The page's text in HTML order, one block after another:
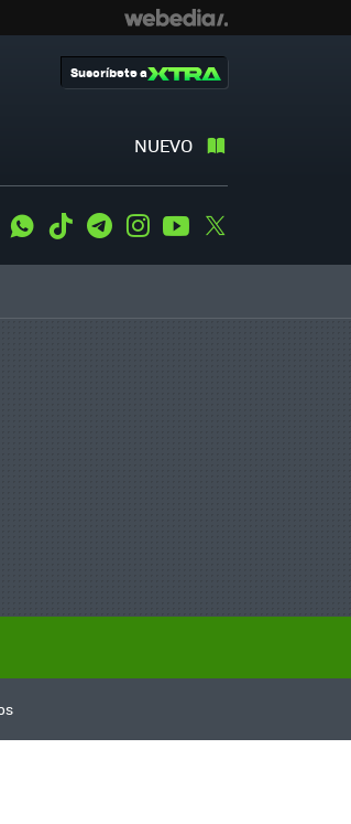
NUEVO
Suscríbete a
WhatsApp
Tiktok TelegramInstagramYoutube